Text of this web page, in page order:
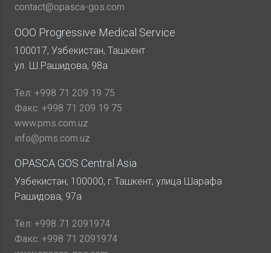
contact@opasca-gos.com
ООО Progressive Medical Service
100017, Узбекистан, Ташкент
ул. Ш.Рашидова, 98а
Тел: +998 71 209 19 75
Факс: +998 71 209 19 75
www.pms.com.uz
info@pms.com.uz
OPASCA GOS Central Asia
Узбекистан, 100000, г.Ташкент, улица Шарафа
Рашидова, 97а
Тел: +998 71 2091974
Факс: +998 71 2091974